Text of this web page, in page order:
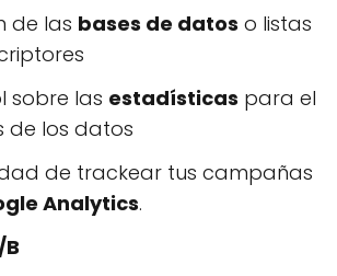
de las bases de datos o listas
sobre las estadísticas para el
de los datos
de trackear tus campañas
Analytics.